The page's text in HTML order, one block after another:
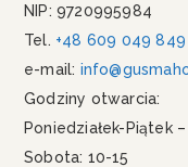
NIP: 9720995984
Tel. +48 609 049 849
e-mail:
Godziny otwarcia:
Poniedziałek-Piątek –
Sobota: 10-15